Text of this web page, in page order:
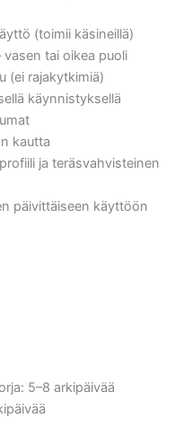
(toimii käsineillä)
tai oikea puoli
(ei rajakytkimiä)
käynnistyksellä
kautta
ja teräsvahvisteinen
päivittäiseen käyttöön
5–8 arkipäivää